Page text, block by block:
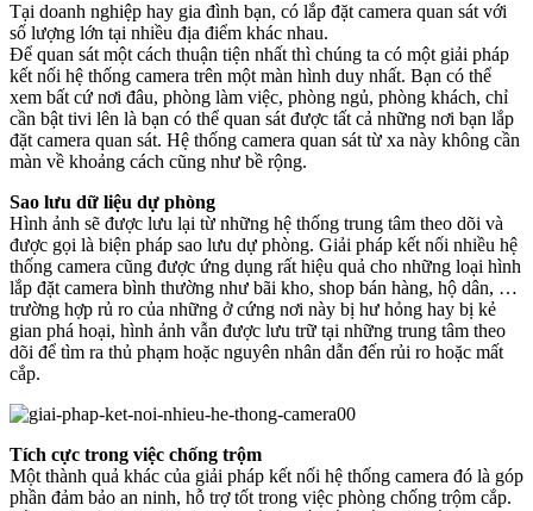
Tại doanh nghiệp hay gia đình bạn, có lắp đặt camera quan sát với
số lượng lớn tại nhiều địa điểm khác nhau.
Để quan sát một cách thuận tiện nhất thì chúng ta có một giải pháp
kết nối hệ thống camera trên một màn hình duy nhất. Bạn có thể
xem bất cứ nơi đâu, phòng làm việc, phòng ngủ, phòng khách, chỉ
cần bật tivi lên là bạn có thể quan sát được tất cả những nơi bạn lắp
đặt camera quan sát. Hệ thống camera quan sát từ xa này không cần
màn về khoảng cách cũng như bề rộng.
Sao lưu dữ liệu dự phòng
Hình ảnh sẽ được lưu lại từ những hệ thống trung tâm theo dõi và
được gọi là biện pháp sao lưu dự phòng. Giải pháp kết nối nhiều hệ
thống camera cũng được ứng dụng rất hiệu quả cho những loại hình
lắp đặt camera bình thường như bãi kho, shop bán hàng, hộ dân, …
trường hợp rủ ro của những ở cứng nơi này bị hư hỏng hay bị kẻ
gian phá hoại, hình ảnh vẫn được lưu trữ tại những trung tâm theo
dõi để tìm ra thủ phạm hoặc nguyên nhân dẫn đến rủi ro hoặc mất
cắp.
Tích cực trong việc chống trộm
Một thành quả khác của giải pháp kết nối hệ thống camera đó là góp
phần đảm bảo an ninh, hỗ trợ tốt trong việc phòng chống trộm cắp.